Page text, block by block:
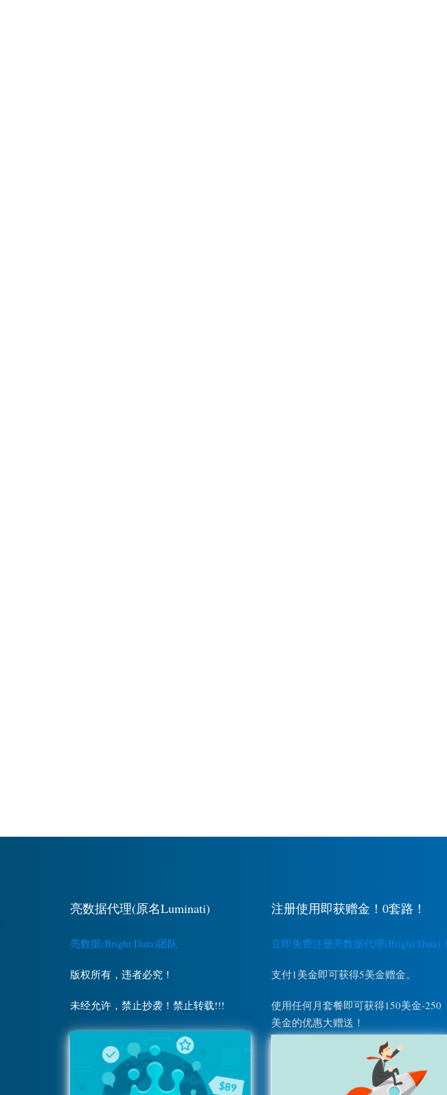
亮数据代理(原名Luminati)
亮数据(Bright Data)团队
版权所有，违者必究！
未经允许，禁止抄袭！禁止转载!!!
注册使用即获赠金！0套路！
立即免费注册亮数据代理(Bright Data)！
支付1美金即可获得5美金赠金。
使用任何月套餐即可获得150美金-250
美金的优惠大赠送！